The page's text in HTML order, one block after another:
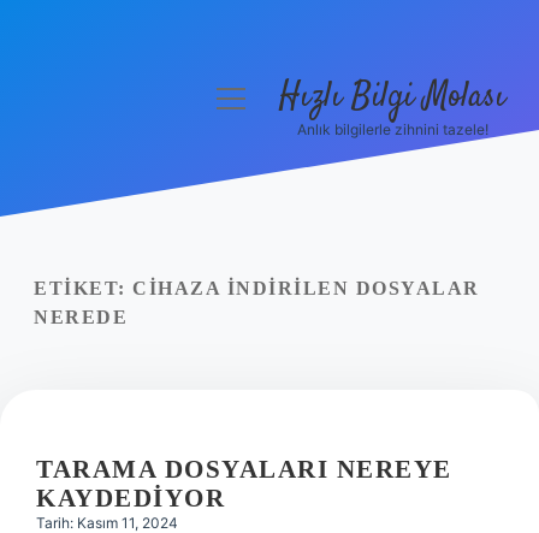
Yasal Uyarı
menüyüHızlı Bilgi Molası
Anlık bilgilerle zihnini tazele!
ETIKET: CIHAZA INDIRILEN DOSYALAR
NEREDE
TARAMA DOSYALARI NEREYE
KAYDEDIYOR
Tarih: Kasım 11, 2024